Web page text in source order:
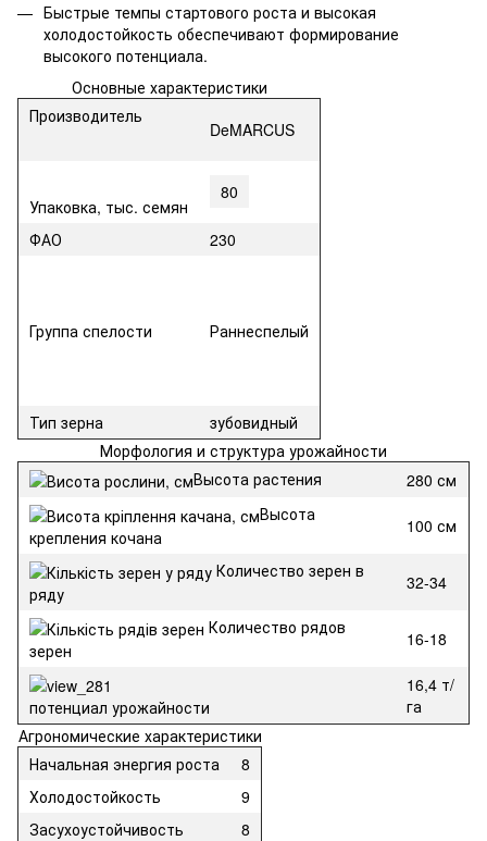
Быстрые темпы стартового роста и высокая
холодостойкость обеспечивают формирование
высокого потенциала.
Основные характеристики
Производитель
DeMARCUS
Упаковка, тыс. семян
80
ФАО 230
Группа спелости Раннеспелый
Тип зерна
зубовидный
Морфология и структура урожайности
Высота растения
280 см
Высота
крепления кочана
100 см
Количество зерен в
ряду
32-34
Количество рядов
зерен
16-18
потенциал урожайности
16,4 т/
га
Агрономические характеристики
Начальная энергия роста
8
Холодостойкость
9
Засухоустойчивость
8